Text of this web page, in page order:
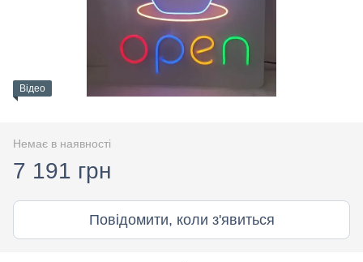
Відео
Немає в наявності
7 191 грн
Повідомити, коли з'явиться